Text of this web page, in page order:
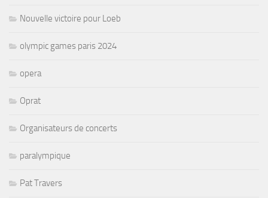
Nouvelle victoire pour Loeb
olympic games paris 2024
opera
Oprat
Organisateurs de concerts
paralympique
Pat Travers